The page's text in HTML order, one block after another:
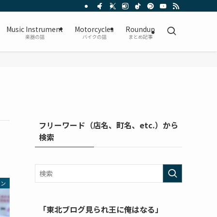
Music Instrument
楽器の話
Motorcycles
バイクの話
Roundup
まとめ記事
フリーワード（店名、町名、etc.）から
検索
「東北ブログ見られ王に俺はなる」